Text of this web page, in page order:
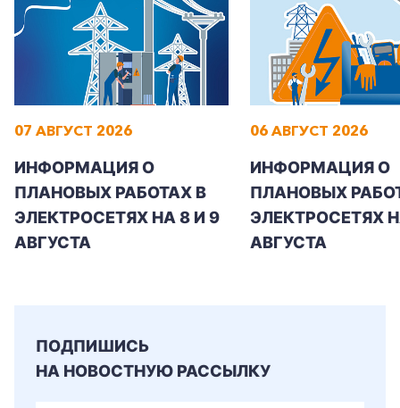
+7-800-700-24-57
Заказать обратный звонок
Частным клиентам
Корпоративным клиентам
07 АВГУСТ 2026
ИНФОРМАЦИЯ О
ПЛАНОВЫХ РАБОТАХ В
ЭЛЕКТРОСЕТЯХ НА 8 И 9
АВГУСТА
06 АВГУСТ 2026
ИНФОРМАЦИЯ О
ПЛАНОВЫХ
ЭЛЕКТРОСЕТЯХ
АВГУСТА
ПОДПИШИСЬ
НА НОВОСТНУЮ РАССЫЛКУ